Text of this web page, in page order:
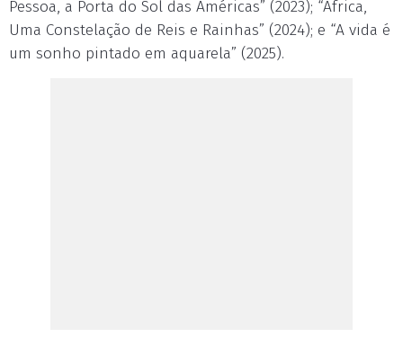
Pessoa, a Porta do Sol das Américas” (2023); “África,
Uma Constelação de Reis e Rainhas” (2024); e “A vida é
um sonho pintado em aquarela” (2025).